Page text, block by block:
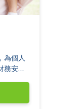
為個人
務安全